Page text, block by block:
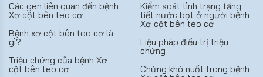
Các gen liên quan đến bệnh
Xơ cột bên teo cơ
Bệnh xơ cột bên teo cơ là
gì?
Triệu chứng của bệnh Xơ
cột bên teo cơ
Kiểm soát tình trạng tăng
tiết nước bọt ở người bệnh
Xơ cột bên teo cơ
Liệu pháp điều trị triệu
chứng
Chứng khó nuốt trong bệnh